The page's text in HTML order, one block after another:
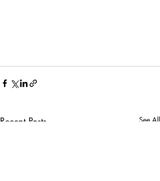
Recent Posts See All